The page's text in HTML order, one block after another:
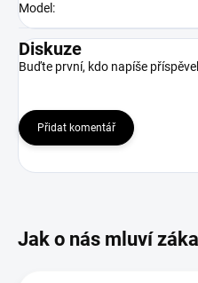
Model :
Diskuze
Buďte první, kdo napíše
Přidat komentář